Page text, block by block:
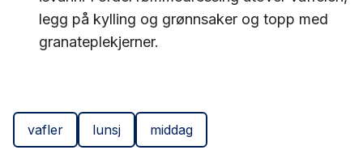
legg på kylling og grønnsaker og topp med
granateplekjerner.
vafler lunsj middag